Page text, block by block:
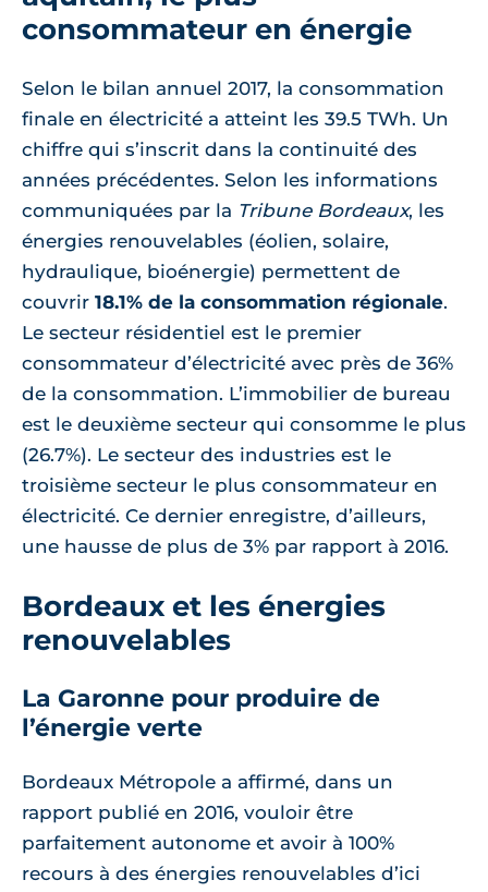
consommateur en énergie
Selon le bilan annuel 2017, la consommation
finale en électricité a atteint les 39.5 TWh. Un
chiffre qui s’inscrit dans la continuité des
années précédentes. Selon les informations
communiquées par la Tribune Bordeaux, les
énergies renouvelables (éolien, solaire,
hydraulique, bioénergie) permettent de
couvrir 18.1% de la consommation régionale.
Le secteur résidentiel est le premier
consommateur d’électricité avec près de 36%
de la consommation. L’immobilier de bureau
est le deuxième secteur qui consomme le plus
(26.7%). Le secteur des industries est le
troisième secteur le plus consommateur en
électricité. Ce dernier enregistre, d’ailleurs,
une hausse de plus de 3% par rapport à 2016.
Bordeaux et les énergies
renouvelables
La Garonne pour produire de
l’énergie verte
Bordeaux Métropole a affirmé, dans un
rapport publié en 2016, vouloir être
parfaitement autonome et avoir à 100%
recours à des énergies renouvelables d’ici